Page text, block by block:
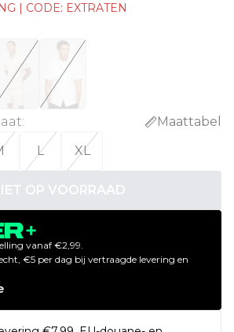
| CODE: EXTRATEN
:
Maattabel
L XL
OP VOORRAAD
vanaf €2,99.
€5 per dag bij vertraagde levering en